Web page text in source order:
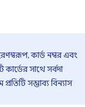
কার্ড নম্বর এবং
সাথে সর্বদা
সম্ভাব্য বিন্যাস